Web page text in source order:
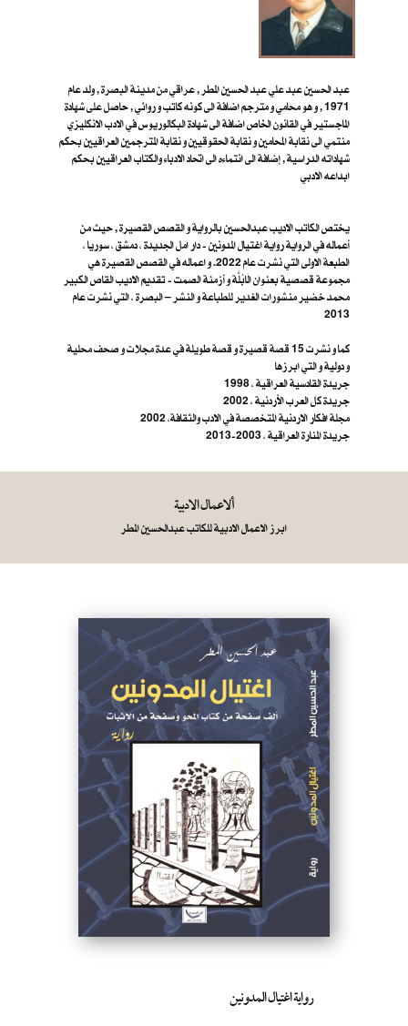
عبد الحسين عبد علي عبد الحسين المطر , عراقي من مدينة البصرة , ولد عام
1971 , و هو محامي و مترجم اضافة الى كونه كاتب و روائي , حاصل على شهادة
الماجستير في القانون الخاص اضافة الى شهادة البكالوريوس في الادب الانكليزي
منتمي الى نقابة المحامين و نقابة الحقوقيين و نقابة المترجمين العراقيين بحكم
شهاداته الدراسية , إضافة الى انتماءه الى اتحاد الادباء والكتاب العراقيين بحكم
ابداعه الادبي
يختص الكاتب الاديب عبدالحسين بالرواية و القصص القصيرة , حيث من
أعماله في الرواية رواية اغتيال المدونين - دار امل الجديدة ، دمشق ، سوريا ،
الطبعة الاولى التي نشرت عام 2022. و اعماله في القصص القصيرة هي
مجموعة قصصية بعنوان الَابُلَّة و أزمنة الصمت - تقديم الاديب القاص الكبير
محمد خضير منشورات الغدير للطباعة و النشر – البصرة ، ا​لتي نشرت عام
2013
و دولية و التي ابرزها
جريدة القادسية العراقية ، 1998
جريدة كل العرب الأردنية ، 2002
مجلة افكار الاردنية المتخصصة في الادب والثقافة، 2002
جريدة المنارة العراقية ، 2003-2013
ألاعمال الادبية
ابرز الاعمال الادبية للكاتب عبدالحسين المطر
رواية اغتيال المدونين